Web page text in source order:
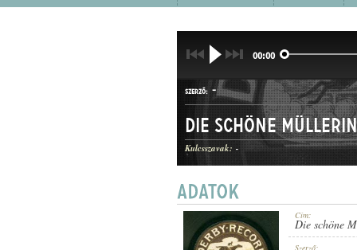
00:00
SZERZŐ: -
MŰFAJ: KERINGŐ
Die schöne Müllerin
Kulcsszavak: -
Cím:
Die schöne
Szerző: